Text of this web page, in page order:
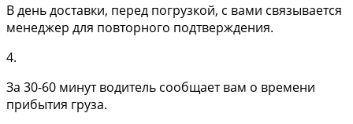
В день доставки, перед погрузкой, с вами связывается
менеджер для повторного подтверждения.
4.
За 30-60 минут водитель сообщает вам о времени
прибытия груза.